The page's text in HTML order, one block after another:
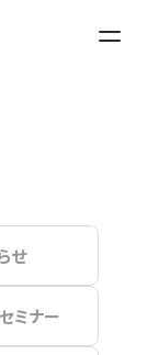
せ
ミナー